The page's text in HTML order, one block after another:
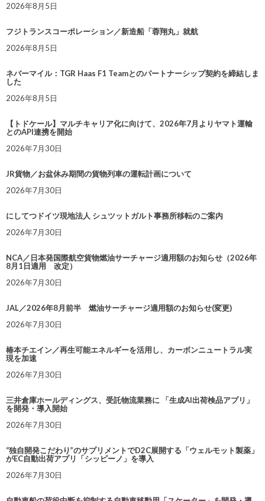
2026年8月5日
フジトランスコーポレーション／新造船「蓉翔丸」就航
2026年8月5日
ネバーマイル：TGR Haas F1 Teamとのパートナーシップ契約を締結しま
した
2026年8月5日
【トドケール】マルチキャリア化に向けて、2026年7月よりヤマト運輸
とのAPI連携を開始
2026年7月30日
JR貨物／お盆休み期間の貨物列車の運転計画について
2026年7月30日
にしてつドイツ現地法人 シュツットガルト事務所移転のご案内
2026年7月30日
NCA／日本発国際航空貨物燃油サーチャージ適用額のお知らせ（2026年
8月1日適用 改定）
2026年7月30日
JAL／2026年8月前半 燃油サーチャージ適用額のお知らせ(変更)
2026年7月30日
椿本チエイン／再生可能エネルギーを活用し、カーボンニュートラル実
現を加速
2026年7月30日
三井倉庫ホールディングス、受託物流業務に 「生成AI出荷検品アプリ」
を開発・導入開始
2026年7月30日
“独自開発こだわり”のサプリメントでD2C展開する「ウェルモット製薬」
がEC自動出荷アプリ「シッピーノ」を導入
2026年7月30日